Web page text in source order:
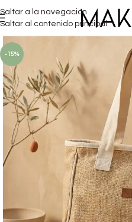
Saltar a la navegación
Saltar al contenido principal
-15%